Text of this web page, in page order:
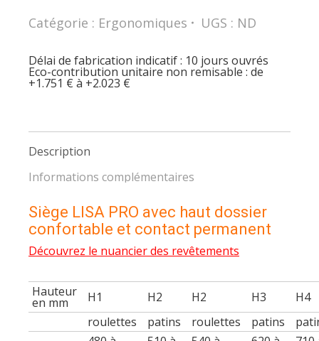
avec
confortable
et
contact
Catégorie : Ergonomiques UGS : ND
Délai de fabrication indicatif : 10 jours ouvrés
Eco-contribution unitaire non remisable : de
+1.751 € à +2.023 €
Description
Informations complémentaires
Siège LISA PRO avec haut dossier
confortable et contact permanent
Découvrez le nuancier des revêtements
Hauteur
en mm H1 H2 H2 H3
H4
roulettes
patins roulettes patins